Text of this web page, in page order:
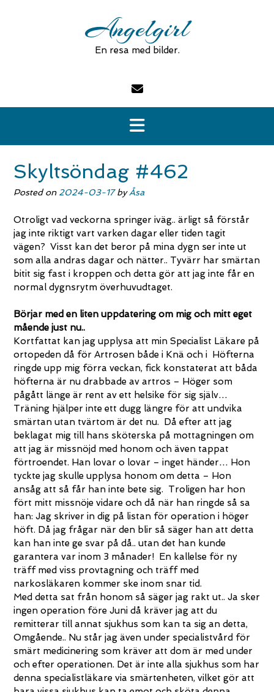
Angelgirl
En resa med bilder.
Skyltsöndag #462
Posted on 2024-03-17byÅsa
Otroligt vad veckorna springer iväg.. ärligt så förstår
jag inte riktigt vart varken dagar eller tiden tagit
vägen? Visst kan det beror på mina dygn ser inte ut
som alla andras dagar och nätter.. Tyvärr har smärtan
bitit sig fast i kroppen och detta gör att jag inte får en
normal dygnsrytm överhuvudtaget.
Börjar med en liten uppdatering om mig och mitt eget
mående just nu..
Kortfattat kan jag upplysa att min Specialist Läkare på
ortopeden då för Artrosen både i Knä och i Höfterna
ringde upp mig förra veckan, fick konstaterat att båda
höfterna är nu drabbade av artros – Höger som
pågått länge är rent av ett helsike för sig själv…
Träning hjälper inte ett dugg längre för att undvika
smärtan utan tvärtom är det nu. Då efter att jag
beklagat mig till hans sköterska på mottagningen om
att jag är missnöjd med honom och även tappat
förtroendet. Han lovar o lovar – inget händer… Hon
tyckte jag skulle upplysa honom om detta – Hon
ansåg att så får han inte bete sig. Troligen har hon
fört mitt missnöje vidare och då när han ringde så sa
han: Jag skriver in dig på listan för operation i höger
höft. Då jag frågar när den blir så säger han att detta
kan han inte ge svar på då.. utan det han kunde
garantera var inom 3 månader! En kallelse för ny
träff med viss provtagning och träff med
narkosläkaren kommer ske inom snar tid.
Med detta sat från honom så säger jag rakt ut.. Ja sker
ingen operation före Juni då kräver jag att du
remitterar till annat sjukhus som kan ta sig an detta,
Omgående.. Nu står jag även under specialistvård för
smärt medicinering som kräver att dom är med under
och efter operationen. Det är inte alla sjukhus som har
denna specialistläkare via smärtenheten, vilket gör att